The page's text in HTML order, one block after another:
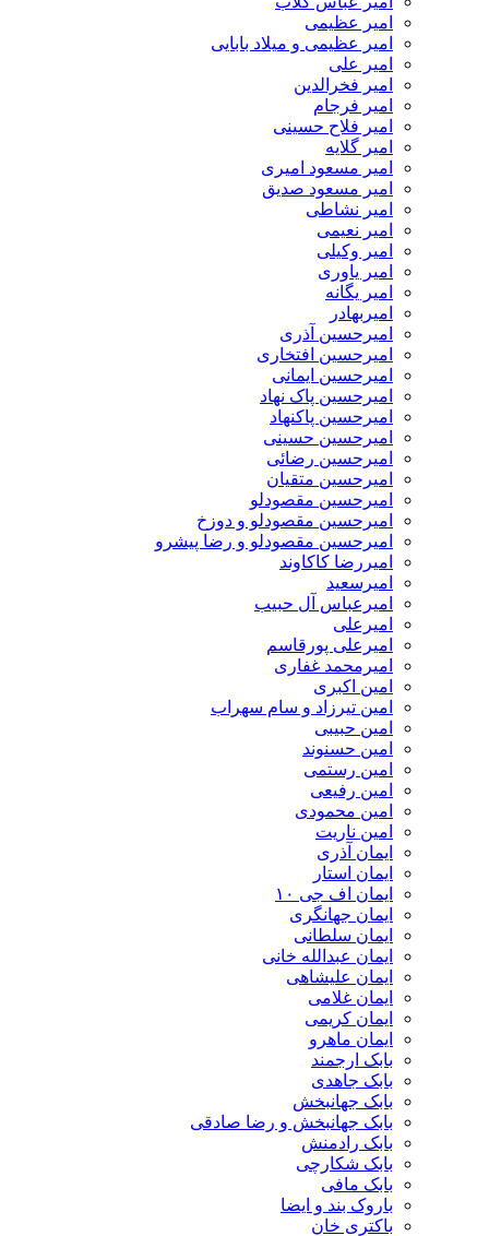
امیر عظیمی
امیر عظیمی و میلاد بابایی
امیر علی
امیر فخرالدین
امیر فرجام
امیر فلاح حسینی
امیر گلایه
امیر مسعود امیری
امیر مسعود صدیق
امیر نشاطی
امیر نعیمی
امیر وکیلی
امیر یاوری
امیر یگانه
امیربهادر
امیرحسین آذری
امیرحسین افتخاری
امیرحسین ایمانی
امیرحسین پاک نهاد
امیرحسین پاکنهاد
امیرحسین حسینی
امیرحسین رضائی
امیرحسین متقیان
امیرحسین مقصودلو
امیرحسین مقصودلو و دوزخ
امیرحسین مقصودلو و رضا پیشرو
امیررضا کاکاوند
امیرسعید
امیرعباس آل حبیب
امیرعلی
امیرعلی پورقاسم
امیرمحمد غفاری
امین اکبری
امین تیرزاد و سام سهراب
امین حبیبی
امین حسنوند
امین رستمی
امین رفیعی
امین محمودی
امین ناریت
ایمان آذری
ایمان استار
ایمان اف جی ۱۰
ایمان جهانگری
ایمان سلطانی
ایمان عبدالله خانی
ایمان علیشاهی
ایمان غلامی
ایمان کریمی
ایمان ماهرو
بابک ارجمند
بابک جاهدی
بابک جهانبخش
بابک جهانبخش و رضا صادقی
بابک رادمنش
بابک شکارچی
بابک مافی
باروک بند و ایضا
باکتری خان